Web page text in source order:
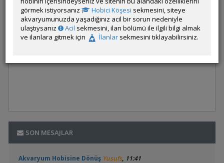
SON MESAJLAR
Akvaryum Hobisine Dönüş Yusufs, 11:41
görmek istiyorsanız
Hobici Köşesi sekmesini, siteye
akvaryumunuzda yaşadığınız acil bir sorun nedeniyle
ulaştıysanız
Acil sekmesini, ilan bölümü ile ilgili bilgi almak
ve ilanlara gitmek için
İlanlar sekmesini tıklayabilirsiniz.